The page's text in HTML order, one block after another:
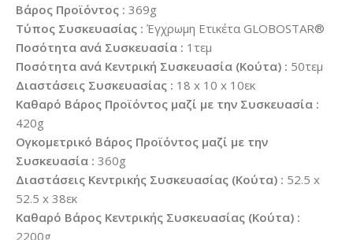
Βάρος Προϊόντος : 369g
Τύπος Συσκευασίας : Έγχρωμη Ετικέτα GLOBOSTAR®
Ποσότητα ανά Συσκευασία : 1τεμ
Ποσότητα ανά Κεντρική Συσκευασία (Κούτα) : 50τεμ
Διαστάσεις Συσκευασίας : 18 x 10 x 10εκ
Καθαρό Βάρος Προϊόντος μαζί με την Συσκευασία :
420g
Ογκομετρικό Βάρος Προϊόντος μαζί με την
Συσκευασία : 360g
Διαστάσεις Κεντρικής Συσκευασίας (Κούτα) : 52.5 x
52.5 x 38εκ
Καθαρό Βάρος Κεντρικής Συσκευασίας (Κούτα) :
2200g